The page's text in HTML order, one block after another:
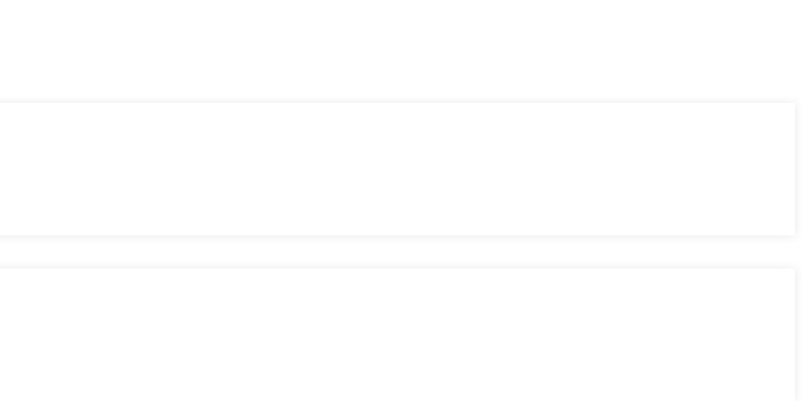
sans complications.
du marché.
des plateformes et des dApps.